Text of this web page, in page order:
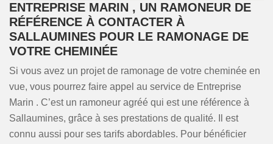
ENTREPRISE MARIN , UN RAMONEUR DE
RÉFÉRENCE À CONTACTER À
SALLAUMINES POUR LE RAMONAGE DE
VOTRE CHEMINÉE
Si vous avez un projet de ramonage de votre cheminée en
vue, vous pourrez faire appel au service de Entreprise
Marin . C’est un ramoneur agréé qui est une référence à
Sallaumines, grâce à ses prestations de qualité. Il est
connu aussi pour ses tarifs abordables. Pour bénéficier